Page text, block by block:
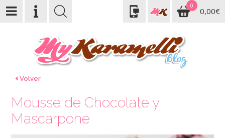
0
0,00€
Volver
Mousse de Chocolate y
Mascarpone